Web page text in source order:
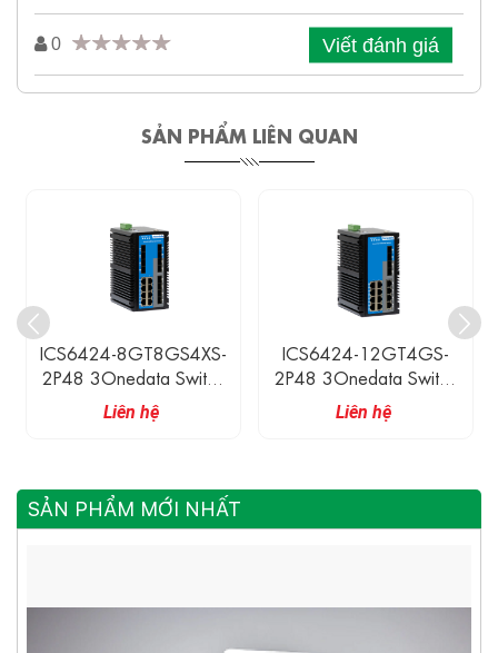
0 Viết đánh giá
SẢN PHẨM LIÊN QUAN
ICS6424-8GT8GS4XS-
2P48 3Onedata Switch
Công Nghiệp 8 Cổng
Ethernet Gigabit, 8 Cổng
Liên hệ
ICS6424-12GT4GS-
2P48 3Onedata Switch
Công Nghiệp 12 Cổng
Ethernet Gigabit, 4 Cổng
Liên hệ
SẢN PHẨM MỚI NHẤT